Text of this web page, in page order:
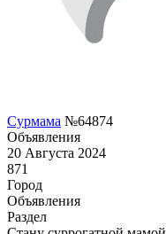
Сурмама №64874
Объявления
20 Августа 2024
871
Город
Объявления
Раздел